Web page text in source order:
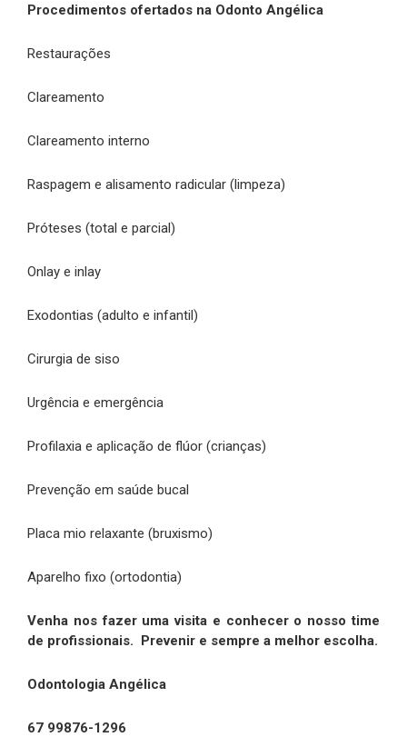
Procedimentos ofertados na Odonto Angélica
Restaurações
Clareamento
Clareamento interno
Raspagem e alisamento radicular (limpeza)
Próteses (total e parcial)
Onlay e inlay
Exodontias (adulto e infantil)
Cirurgia de siso
Urgência e emergência
Profilaxia e aplicação de flúor (crianças)
Prevenção em saúde bucal
Placa mio relaxante (bruxismo)
Aparelho fixo (ortodontia)
Venha nos fazer uma visita e conhecer o nosso time
de profissionais. Prevenir e sempre a melhor escolha.
Odontologia Angélica
67 99876-1296